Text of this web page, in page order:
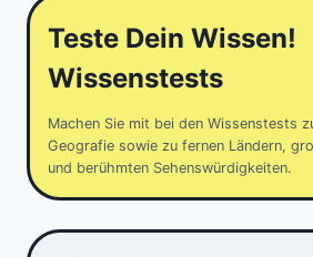
Teste Dein Wissen!
Wissenstests
Machen Sie mit bei den Wissenstests
Geografie sowie zu fernen Ländern,
und berühmten Sehenswürdigkeiten.